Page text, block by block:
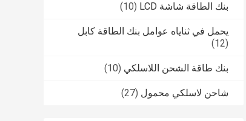
بنك الطاقة شاشة LCD (10)
يحمل في ثناياه عوامل بنك الطاقة كابل
(12)
بنك طاقة الشحن اللاسلكي (10)
شاحن لاسلكي محمول (27)